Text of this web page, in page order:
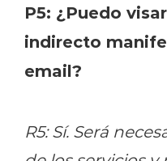
P5: ¿Puedo
indirecto
email?
R5: Sí. Será